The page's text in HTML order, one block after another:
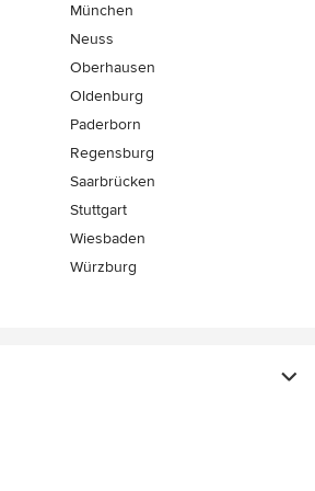
München
Neuss
Oberhausen
Oldenburg
Paderborn
Regensburg
Saarbrücken
Stuttgart
Wiesbaden
Würzburg